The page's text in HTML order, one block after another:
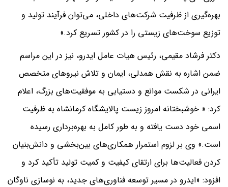
بهره‌گیری از ظرفیت شرکت‌های داخلی، می‌توان فرآیند تولید و
توزیع سوخت‌های زیستی را در کشور تسریع کرد.»
دکتر فرشاد مقیمی، رئیس هیات عامل ایدرو، نیز در این مراسم
ضمن اشاره به نقش همدلی، ایمان و تلاش نیروهای متخصص
ایرانی در شکست موانع و دستیابی به موفقیت‌های بزرگ، اعلام
کرد: « خوشبختانه امروز زیست پالایشگاه کرمانشاه به ظرفیت
اسمی خود دست یافته و به طور کامل به بهره‌برداری رسیده
است.» وی بر لزوم استمرار همکاری‌های بین‌بخشی و دانش‌بنیان
کردن فعالیت‌ها برای ارتقای کیفیت و کمیت تولید تأکید کرد و
افزود: «ایدرو در مسیر توسعه فناوری‌های جدید، به نوسازی ناوگان